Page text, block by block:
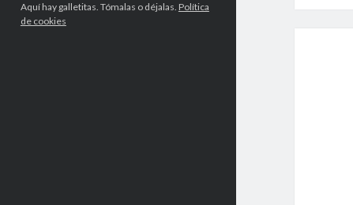
Aquí hay galletitas. Tómalas o déjalas. Política
de cookies